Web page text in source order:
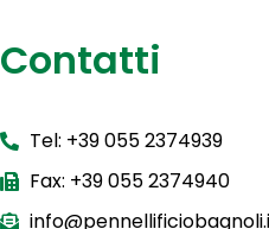
Contatti
Tel: +39 055 2374939
Fax: +39 055 2374940